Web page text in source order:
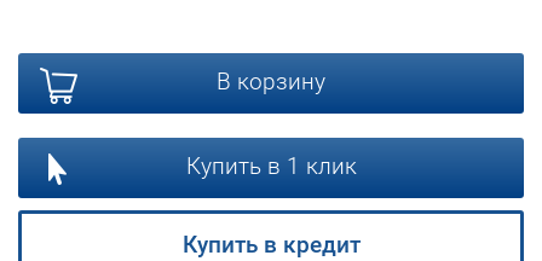
В корзину
Купить в 1 клик
Купить в кредит